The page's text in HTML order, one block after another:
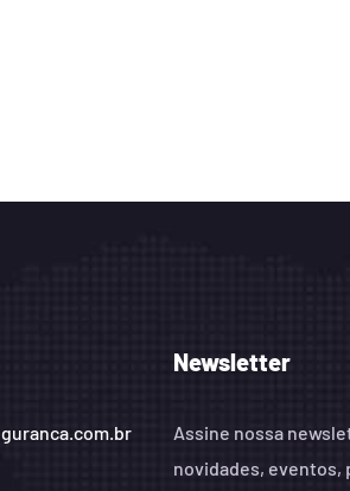
Newsletter
Assine nossa
novidades, eventos,